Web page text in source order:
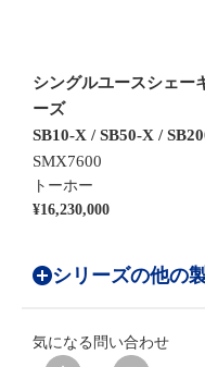
シングルユースシェー
ーズ
SB10-X / SB50-X /
SMX7600
トーホー
¥16,230,000
シリーズの他の
気になる 問い合わせ